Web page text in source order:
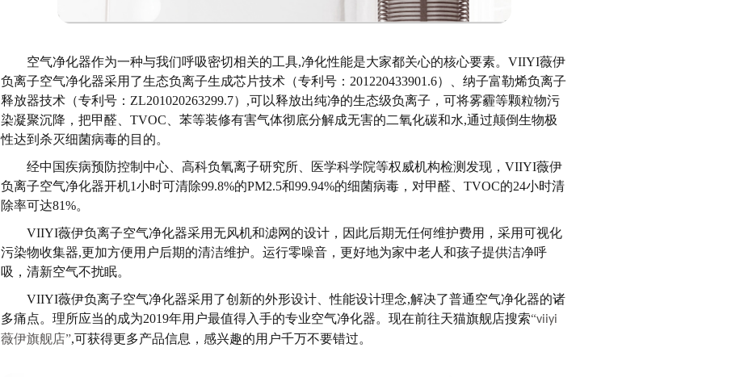
空气净化器作为一种与我们呼吸密切相关的工具,净化性能是大家都关心的核心要素。VIIYI薇伊
负离子空气净化器采用了生态负离子生成芯片技术（专利号：201220433901.6）、纳子富勒烯负离子
释放器技术（专利号：ZL201020263299.7）,可以释放出纯净的生态级负离子，可将雾霾等颗粒物污
染凝聚沉降，把甲醛、TVOC、苯等装修有害气体彻底分解成无害的二氧化碳和水,通过颠倒生物极
性达到杀灭细菌病毒的目的。
经中国疾病预防控制中心、高科负氧离子研究所、医学科学院等权威机构检测发现， VIIYI薇伊
负离子空气净化器开机1小时可清除99.8%的PM2.5和99.94%的细菌病毒，对甲醛、TVOC的24小时清
除率可达81%。
VIIYI薇伊负离子空气净化器采用无风机和滤网的设计，因此后期无任何维护费用，采用可视化
污染物收集器,更加方便用户后期的清洁维护。运行零噪音，更好地为家中老人和孩子提供洁净呼
吸，清新空气不扰眠。
VIIYI薇伊负离子空气净化器采用了创新的外形设计、性能设计理念,解决了普通空气净化器的诸
多痛点。理所应当的成为2019年用户最值得入手的专业空气净化器。现在前往天猫旗舰店搜索“viiyi
薇伊旗舰店”,可获得更多产品信息，感兴趣的用户千万不要错过。